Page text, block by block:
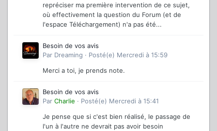
repréciser ma première intervention de ce sujet,
où effectivement la question du Forum (et de
l'espace Téléchargement) n'a pas été...
Besoin de vos avis
Par Dreaming · Posté(e) Mercredi à 15:59
Merci a toi, je prends note.
Besoin de vos avis
Par Charlie · Posté(e) Mercredi à 15:41
Je pense que si c'est bien réalisé, le passage de
l'un à l'autre ne devrait pas avoir besoin